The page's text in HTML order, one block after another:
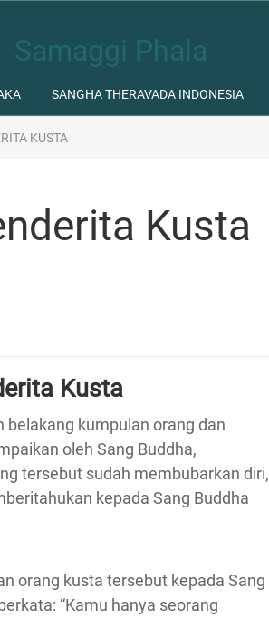
Samaggi Phala
SANGHA THERAVADA INDONESIA
KUSTA
Kusta
Kusta
belakang kumpulan orang dan
oleh Sang Buddha,
tersebut sudah membubarkan diri,
kepada Sang Buddha
orang kusta tersebut kepada Sang
“Kamu hanya seorang